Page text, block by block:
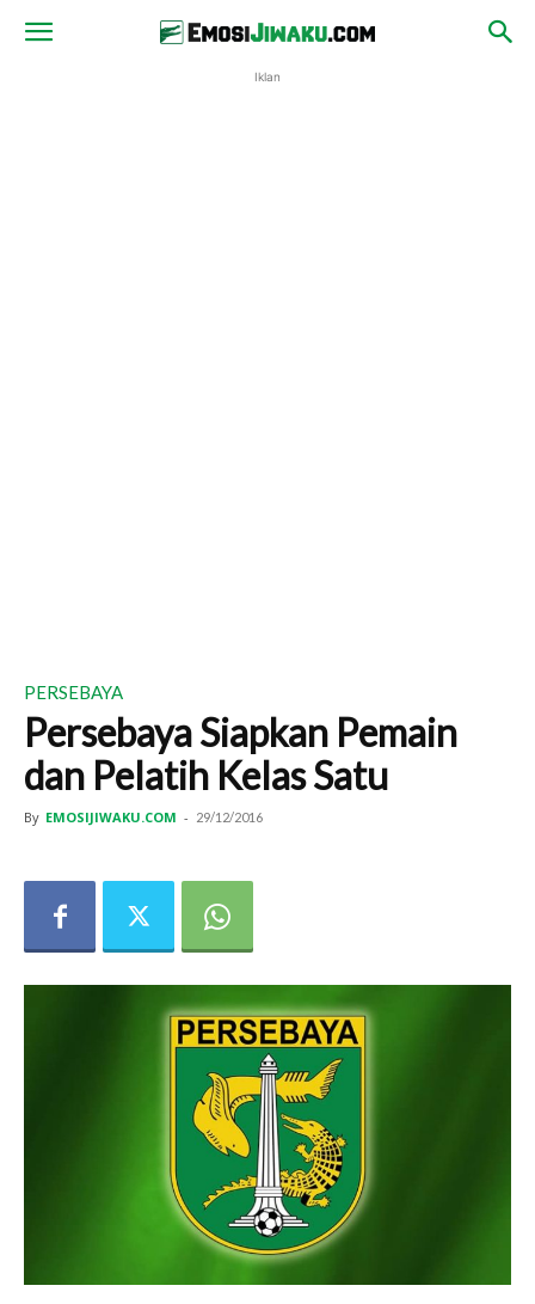
Iklan
PERSEBAYA
Persebaya Siapkan Pemain
dan Pelatih Kelas Satu
By EMOSIJIWAKU.COM - 29/12/2016